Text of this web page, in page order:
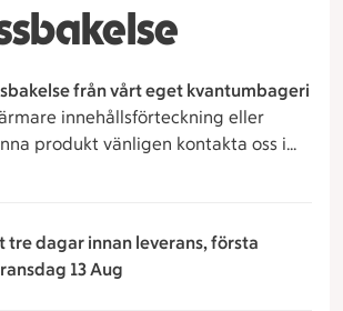
från vårt eget kvantumbageri
innehållsförteckning eller
produkt vänligen kontakta oss i
på 036 330 83 35 mellan klockan 7-
tre dagar innan leverans, första
13 Aug